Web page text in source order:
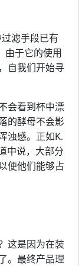
滤手段已有
由于它的使用
自我们开始寻
会看到杯中漂
的酵母不会影
浊感。正如K.
中说，大部分
便他们能够占
这是因为在装
。最终产品理